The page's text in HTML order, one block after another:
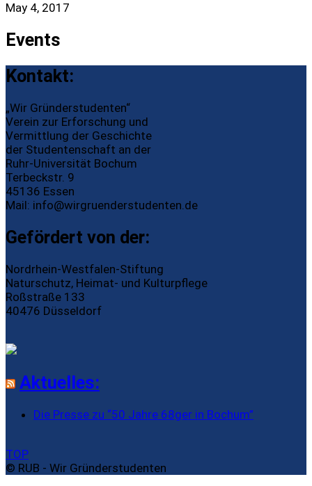
May 4, 2017
Events
Kontakt:
„Wir Gründerstudenten“
Verein zur Erforschung und
Vermittlung der Geschichte
der Studentenschaft an der
Ruhr-Universität Bochum
Terbeckstr. 9
45136 Essen
Mail: info@wirgruenderstudenten.de
Gefördert von der:
Nordrhein-Westfalen-Stiftung
Naturschutz, Heimat- und Kulturpflege
Roßstraße 133
40476 Düsseldorf
Aktuelles:
Die Presse zu “50 Jahre 68ger in Bochum”
TOP
© RUB - Wir Gründerstudenten